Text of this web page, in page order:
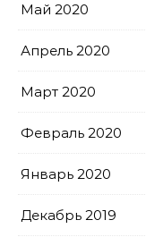
Май 2020
Апрель 2020
Март 2020
Февраль 2020
Январь 2020
Декабрь 2019